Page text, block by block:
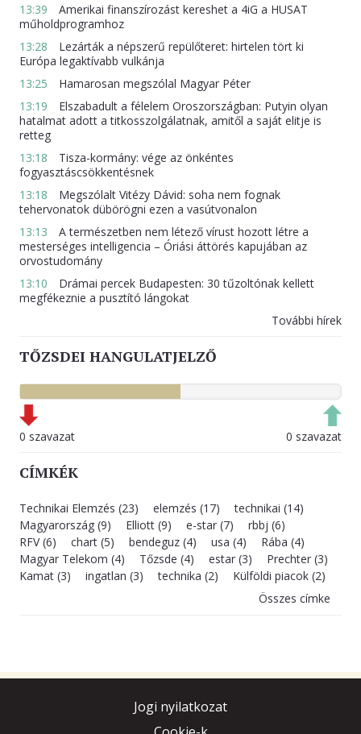
13:39
Amerikai finanszírozást kereshet a 4iG a HUSAT
műholdprogramhoz
13:28
Lezárták a népszerű repülőteret: hirtelen tört ki
Európa legaktívabb vulkánja
13:25
Hamarosan megszólal Magyar Péter
13:19
Elszabadult a félelem Oroszországban: Putyin olyan
hatalmat adott a titkosszolgálatnak, amitől a saját elitje is
retteg
13:18
Tisza-kormány: vége az önkéntes
fogyasztáscsökkentésnek
13:18
Megszólalt Vitézy Dávid: soha nem fognak
tehervonatok dübörögni ezen a vasútvonalon
13:13
A természetben nem létező vírust hozott létre a
mesterséges intelligencia – Óriási áttörés kapujában az
orvostudomány
13:10
Drámai percek Budapesten: 30 tűzoltónak kellett
megfékeznie a pusztító lángokat
További hírek
TŐZSDEI HANGULATJELZŐ
0 szavazat 0 szavazat
CÍMKÉK
Technikai Elemzés (23) elemzés (17)
technikai (14)
Magyarország (9)
Elliott (9) e-star (7)
rbbj (6)
RFV (6)
chart (5) bendeguz (4) usa (4)
Rába (4)
Magyar Telekom (4)
Tőzsde (4) estar (3)
Prechter (3)
Kamat (3)
ingatlan (3) technika (2)
Külföldi piacok (2)
Összes címke
Jogi nyilatkozat